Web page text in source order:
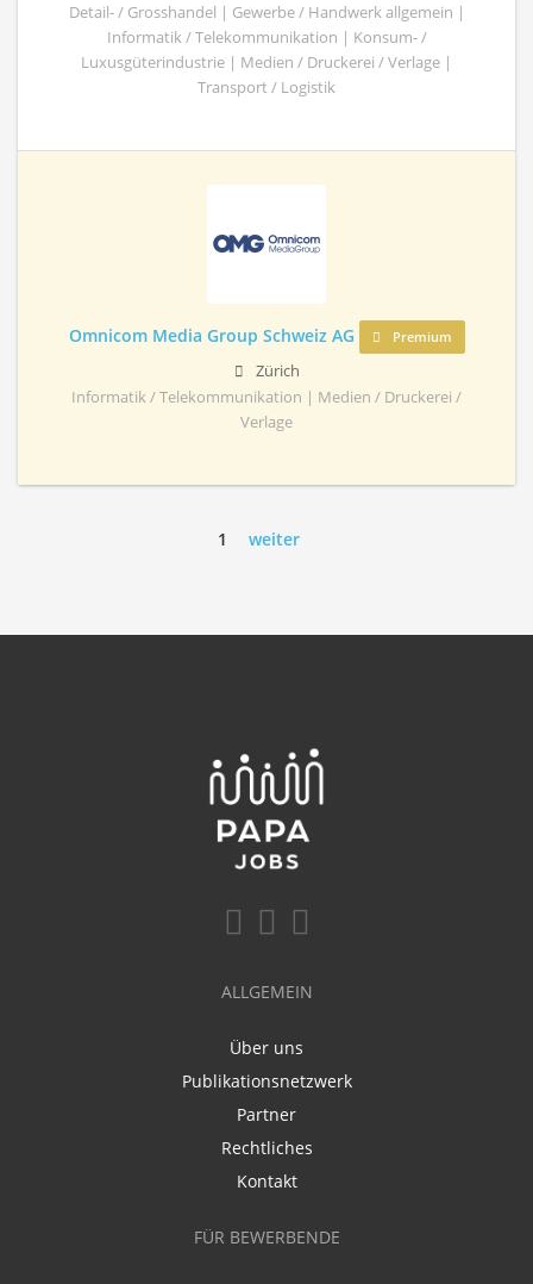
Detail- / Grosshandel | Gewerbe / Handwerk allgemein |
Informatik / Telekommunikation | Konsum- /
Luxusgüterindustrie | Medien / Druckerei / Verlage |
Transport / Logistik
Omnicom Media Group Schweiz AG Premium
Zürich
Informatik / Telekommunikation | Medien / Druckerei /
Verlage
1 weiter
ALLGEMEIN
Über uns
Publikationsnetzwerk
Partner
Rechtliches
Kontakt
FÜR BEWERBENDE